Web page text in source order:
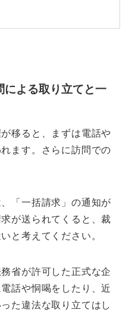
による取り立てと一
移ると、まずは電話や
ます。さらに訪問での
「一括請求」の通知が
が送られてくると、裁
と考えてください。
省が許可した正式な企
話や恫喝をしたり、近
た違法な取り立てはし